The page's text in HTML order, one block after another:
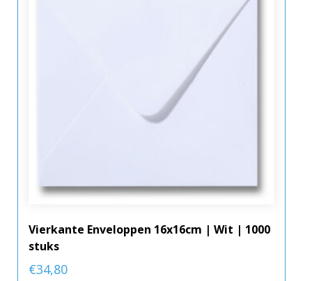
Vierkante Enveloppen 16x16cm | Wit | 1000
stuks
€34,80